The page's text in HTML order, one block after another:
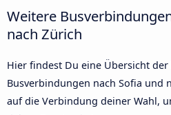
Weitere
nach Zürich
Hier findest Du eine Übersicht
Busverbindungen nach Sofia und
auf die Verbindung deiner Wahl,